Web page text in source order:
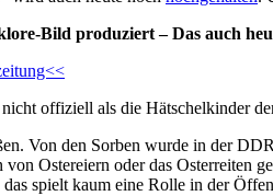
Bild produziert – Das auch
nicht offiziell als die Hätschelkinder
Von den Sorben wurde in der
von Ostereiern oder das Osterreiten
spielt kaum eine Rolle in der